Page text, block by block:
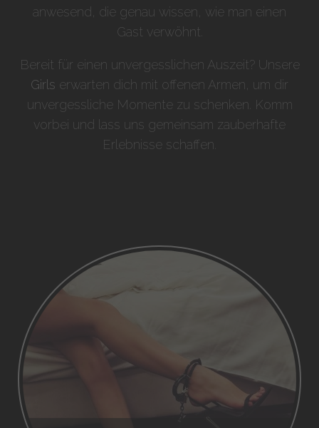
anwesend, die genau wissen, wie man einen
Gast verwöhnt.
Bereit für einen unvergesslichen Auszeit? Unsere
Girls erwarten dich mit offenen Armen, um dir
unvergessliche Momente zu schenken. Komm
vorbei und lass uns gemeinsam zauberhafte
Erlebnisse schaffen.